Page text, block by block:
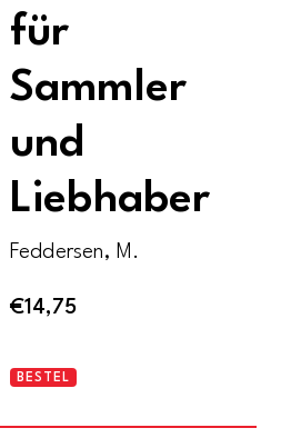
für
Sammler
und
Liebhaber
Feddersen, M.
€14,75
Chinesisches
BESTEL